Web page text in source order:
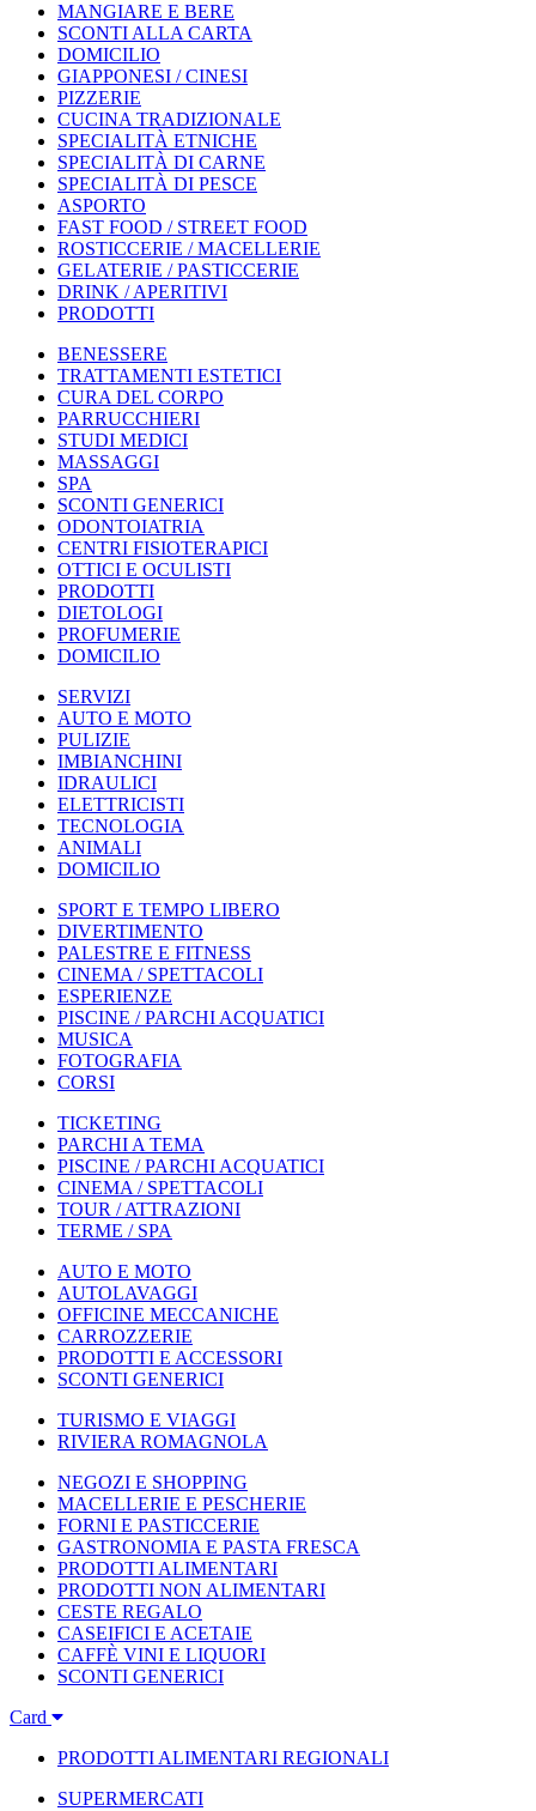
MANGIARE E BERE
SCONTI ALLA CARTA
DOMICILIO
GIAPPONESI / CINESI
PIZZERIE
CUCINA TRADIZIONALE
SPECIALITÀ ETNICHE
SPECIALITÀ DI CARNE
SPECIALITÀ DI PESCE
ASPORTO
FAST FOOD / STREET FOOD
ROSTICCERIE / MACELLERIE
GELATERIE / PASTICCERIE
DRINK / APERITIVI
PRODOTTI
BENESSERE
TRATTAMENTI ESTETICI
CURA DEL CORPO
PARRUCCHIERI
STUDI MEDICI
MASSAGGI
SPA
SCONTI GENERICI
ODONTOIATRIA
CENTRI FISIOTERAPICI
OTTICI E OCULISTI
PRODOTTI
DIETOLOGI
PROFUMERIE
DOMICILIO
SERVIZI
AUTO E MOTO
PULIZIE
IMBIANCHINI
IDRAULICI
ELETTRICISTI
TECNOLOGIA
ANIMALI
DOMICILIO
SPORT E TEMPO LIBERO
DIVERTIMENTO
PALESTRE E FITNESS
CINEMA / SPETTACOLI
ESPERIENZE
PISCINE / PARCHI ACQUATICI
MUSICA
FOTOGRAFIA
CORSI
TICKETING
PARCHI A TEMA
PISCINE / PARCHI ACQUATICI
CINEMA / SPETTACOLI
TOUR / ATTRAZIONI
TERME / SPA
AUTO E MOTO
AUTOLAVAGGI
OFFICINE MECCANICHE
CARROZZERIE
PRODOTTI E ACCESSORI
SCONTI GENERICI
TURISMO E VIAGGI
RIVIERA ROMAGNOLA
NEGOZI E SHOPPING
MACELLERIE E PESCHERIE
FORNI E PASTICCERIE
GASTRONOMIA E PASTA FRESCA
PRODOTTI ALIMENTARI
PRODOTTI NON ALIMENTARI
CESTE REGALO
CASEIFICI E ACETAIE
CAFFÈ VINI E LIQUORI
SCONTI GENERICI
Card
PRODOTTI ALIMENTARI REGIONALI
SUPERMERCATI